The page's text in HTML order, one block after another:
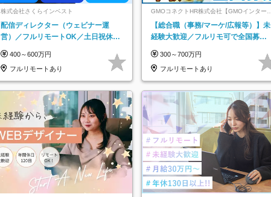
株式会社さくらインベスト
配信ディレクター（ウェビナー運
営）／フルリモートOK／土日祝休み
400～600万円
フルリモートあり
GMOコネクトHR株式会社【GMOインターネ
ットグループ】
【総合職（事務/マーケ/広報等）】未
経験大歓迎／フルリモ可で全国募
★
300～700万円
フルリモートあり